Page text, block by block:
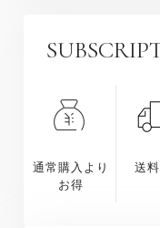
ださい。
通常購入より
お得
送